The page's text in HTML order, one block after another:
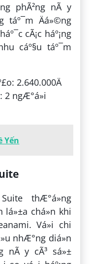
phÃ²ng nÃ y
táº¯m Äá»©ng
cÃ¡c háº¡ng
cáº§u táº¯m
2.640.000Ä
ngÆ°á»i
Yến
thÆ°á»ng
lá»±a chá»n khi
Vá»i chi
nhÆ°ng diá»n
nÃ y cÃ³ sá»±